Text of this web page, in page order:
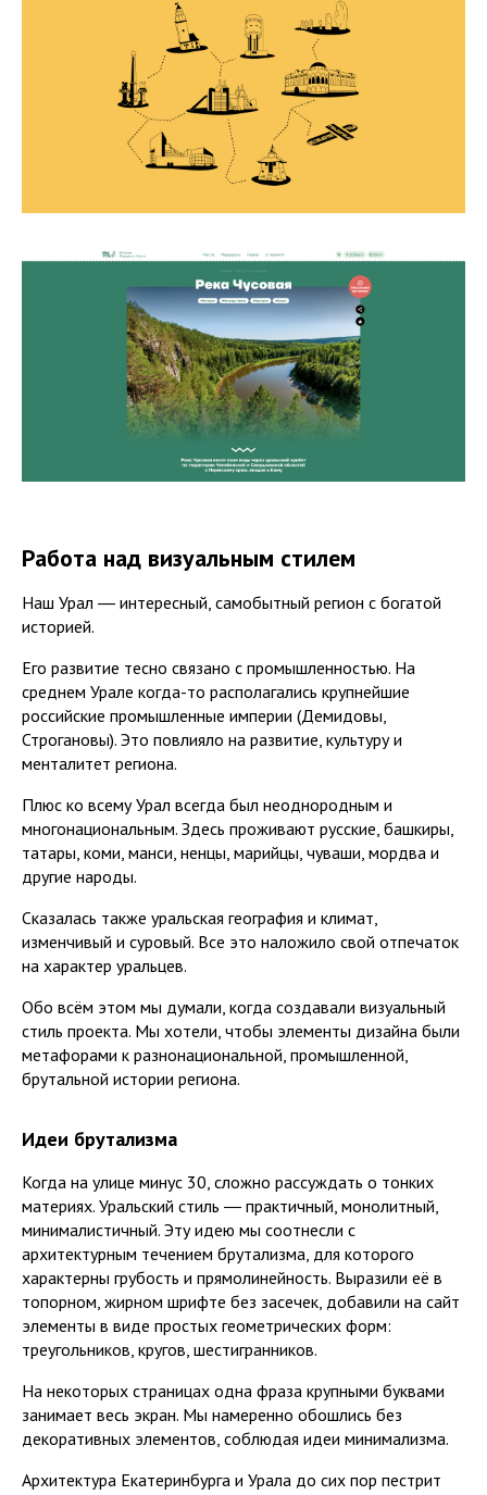
Работа над визуальным стилем
Наш Урал ― интересный, самобытный регион с богатой
историей.
Его развитие тесно связано с промышленностью. На
среднем Урале когда-то располагались крупнейшие
российские промышленные империи (Демидовы,
Строгановы). Это повлияло на развитие, культуру и
менталитет региона.
Плюс ко всему Урал всегда был неоднородным и
многонациональным. Здесь проживают русские, башкиры,
татары, коми, манси, ненцы, марийцы, чуваши, мордва и
другие народы.
Сказалась также уральская география и климат,
изменчивый и суровый. Все это наложило свой отпечаток
на характер уральцев.
Обо всём этом мы думали, когда создавали визуальный
стиль проекта. Мы хотели, чтобы элементы дизайна были
метафорами к разнонациональной, промышленной,
брутальной истории региона.
Идеи брутализма
Когда на улице минус 30, сложно рассуждать о тонких
материях. Уральский стиль ― практичный, монолитный,
минималистичный. Эту идею мы соотнесли с
архитектурным течением брутализма, для которого
характерны грубость и прямолинейность. Выразили её в
топорном, жирном шрифте без засечек, добавили на сайт
элементы в виде простых геометрических форм:
треугольников, кругов, шестигранников.
На некоторых страницах одна фраза крупными буквами
занимает весь экран. Мы намеренно обошлись без
декоративных элементов, соблюдая идеи минимализма.
Архитектура Екатеринбурга и Урала до сих пор пестрит